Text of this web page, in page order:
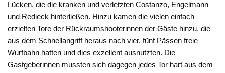
Lücken, die die kranken und verletzten Costanzo, Engelmann
und Redieck hinterließen. Hinzu kamen die vielen einfach
erzielten Tore der Rückraumshooterinnen der Gäste hinzu, die
aus dem Schnellangriff heraus nach vier, fünf Pässen freie
Wurfbahn hatten und dies exzellent ausnutzten. Die
Gastgeberinnen mussten sich dagegen jedes Tor hart aus dem